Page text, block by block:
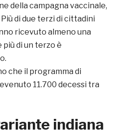
della campagna vaccinale,
di due terzi di cittadini
ricevuto almeno una
più di un terzo è
che il programma di
11.700 decessi tra
indiana